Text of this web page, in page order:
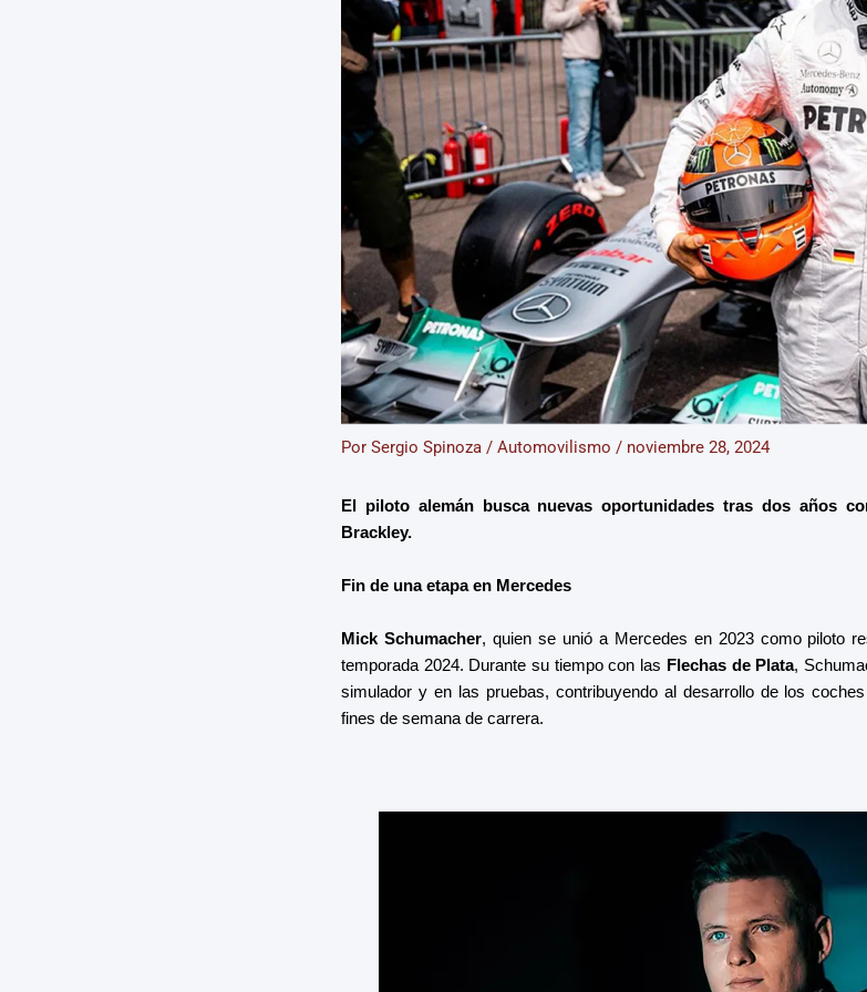
Por Sergio Spinoza / Automovilismo / noviembre 28, 2024
El piloto alemán busca nuevas oportunidades tras dos años
Brackley.
Fin de una etapa en Mercedes
Mick Schumacher, quien se unió a Mercedes en 2023 como piloto
temporada 2024. Durante su tiempo con las Flechas de Plata,
simulador y en las pruebas, contribuyendo al desarrollo de los
fines de semana de carrera.